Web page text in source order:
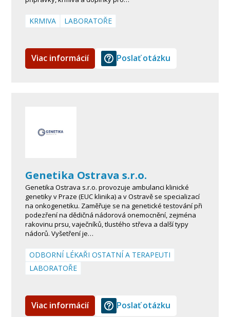
KRMIVA LABORATOŘE
Viac informácií Poslať otázku
Genetika Ostrava s.r.o.
Genetika Ostrava s.r.o. provozuje ambulanci klinické
genetiky v Praze (EUC klinika) a v Ostravě se specializací
na onkogenetiku. Zaměřuje se na genetické testování při
podezření na dědičná nádorová onemocnění, zejména
rakovinu prsu, vaječníků, tlustého střeva a další typy
nádorů. Vyšetření je…
ODBORNÍ LÉKAŘI OSTATNÍ A TERAPEUTI
LABORATOŘE
Viac informácií Poslať otázku